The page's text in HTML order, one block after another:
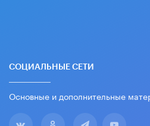
СОЦИАЛЬНЫЕ СЕТИ
Основные и дополнительные